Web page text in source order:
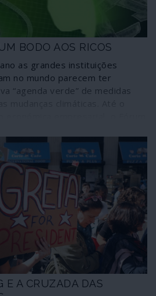
sobre milhões de cargas
BODO AOS RICOS
as grandes instituições
no mundo parecem ter
“agenda verde” de medidas
deste ano, envolvendo “as
mundo coeso e sustentável”.
esteve a “de como salvar o
em destaque foi a jovem
O que poucos
isto está a ser orquestrado com
mudança massiva nos fluxos
através do qual um
tem tudo a ganhar.
E A CRUZADA DAS